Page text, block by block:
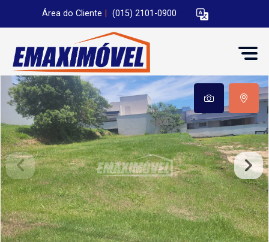
Área do Cliente (015) 2101-0900